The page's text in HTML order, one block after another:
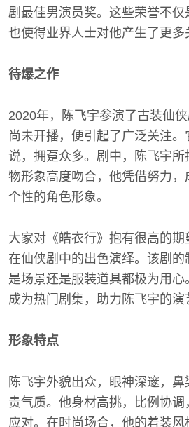
剧最佳男演员奖。这些荣誉不仅
也使得业界人士对他产生了更多
待爆之作
2020年，陈飞宇参演了古装仙
尚未开播，便引起了广泛关注
说，拥趸众多。剧中，陈飞宇
物形象高度吻合，他凭借努力
个性的角色形象。
大家对《皓衣行》抱有很高的
在仙侠剧中的出色演绎。该剧
是场景还是服装道具都极为用
成为热门剧集，助力陈飞宇的演
形象特点
陈飞宇外貌出众，眼神深邃，
贵气质。他身材高挑，比例协
应对。在时尚场合，他的着装风